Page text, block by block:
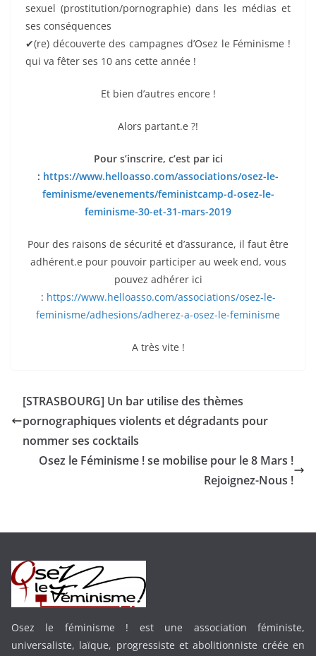
sexuel (prostitution/pornographie) dans les médias et
ses conséquences
✔(re) découverte des campagnes d’Osez le Féminisme !
qui va fêter ses 10 ans cette année !
Et bien d’autres encore !
Alors partant.e ?!
Pour s’inscrire, c’est par ici
: https://www.helloasso.com/associations/osez-le-
feminisme/evenements/feministcamp-d-osez-le-
feminisme-30-et-31-mars-2019
Pour des raisons de sécurité et d’assurance, il faut être
adhérent.e pour pouvoir participer au week end, vous
pouvez adhérer ici
: https://www.helloasso.com/associations/osez-le-
feminisme/adhesions/adherez-a-osez-le-feminisme
A très vite !
[STRASBOURG] Un bar utilise des thèmes
pornographiques violents et dégradants pour
nommer ses cocktails
Osez le Féminisme ! se mobilise pour le 8 Mars !
Rejoignez-Nous !
Osez le féminisme ! est une association féministe,
universaliste, laïque, progressiste et abolitionniste créée en